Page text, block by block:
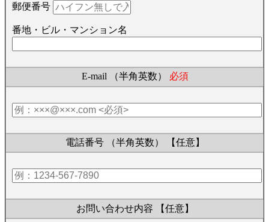
郵便番号
番地・ビル・マンション名
E-mail （半角英数） 必須
電話番号 （半角英数） 【任意】
お問い合わせ内容 【任意】